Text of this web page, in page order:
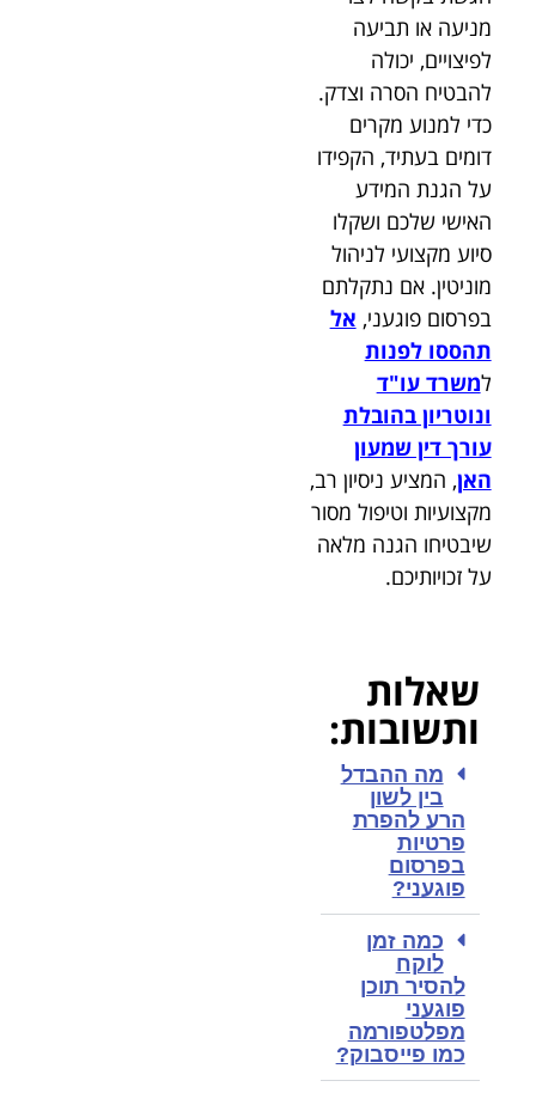
מניעה או תביעה
לפיצויים, יכולה
להבטיח הסרה וצדק.
כדי למנוע מקרים
דומים בעתיד, הקפידו
על הגנת המידע
האישי שלכם ושקלו
סיוע מקצועי לניהול
מוניטין. אם נתקלתם
בפרסום פוגעני, אל
תהססו לפנות
למשרד עו"ד
ונוטריון בהובלת
עורך דין שמעון
האן, המציע ניסיון רב,
מקצועיות וטיפול מסור
שיבטיחו הגנה מלאה
על זכויותיכם.
שאלות
ותשובות:
מה ההבדל
בין לשון
הרע להפרת
פרטיות
בפרסום
פוגעני?
כמה זמן
לוקח
להסיר תוכן
פוגעני
מפלטפורמה
כמו פייסבוק?